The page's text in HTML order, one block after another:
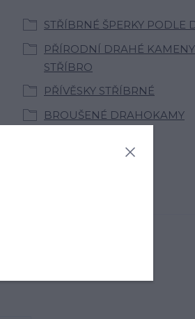
STŘÍBRNÉ ŠPERKY PODLE
PŘÍRODNÍ DRAHÉ KAMENY
STŘÍBRO
PŘÍVĚSKY STŘÍBRNÉ
BROUŠENÉ DRAHOKAMY